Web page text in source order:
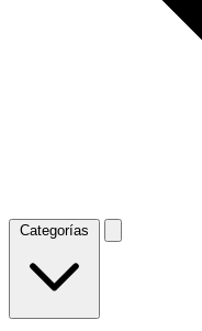
Categorías